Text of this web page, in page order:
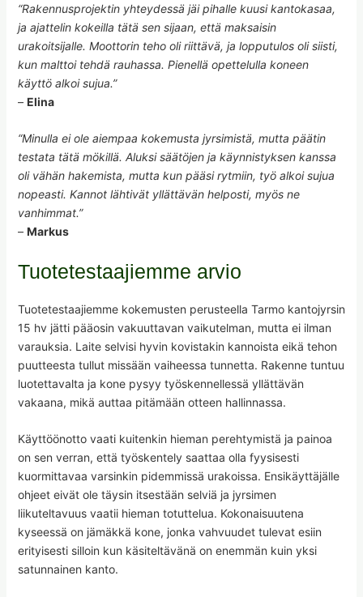
“Rakennusprojektin yhteydessä jäi pihalle kuusi kantokasaa,
ja ajattelin kokeilla tätä sen sijaan, että maksaisin
urakoitsijalle. Moottorin teho oli riittävä, ja lopputulos oli siisti,
kun malttoi tehdä rauhassa. Pienellä opettelulla koneen
käyttö alkoi sujua.”
– Elina
“Minulla ei ole aiempaa kokemusta jyrsimistä, mutta päätin
testata tätä mökillä. Aluksi säätöjen ja käynnistyksen kanssa
oli vähän hakemista, mutta kun pääsi rytmiin, työ alkoi sujua
nopeasti. Kannot lähtivät yllättävän helposti, myös ne
vanhimmat.”
– Markus
Tuotetestaajiemme arvio
Tuotetestaajiemme kokemusten perusteella Tarmo kantojyrsin
15 hv jätti pääosin vakuuttavan vaikutelman, mutta ei ilman
varauksia. Laite selvisi hyvin kovistakin kannoista eikä tehon
puutteesta tullut missään vaiheessa tunnetta. Rakenne tuntuu
luotettavalta ja kone pysyy työskennellessä yllättävän
vakaana, mikä auttaa pitämään otteen hallinnassa.
Käyttöönotto vaati kuitenkin hieman perehtymistä ja painoa
on sen verran, että työskentely saattaa olla fyysisesti
kuormittavaa varsinkin pidemmissä urakoissa. Ensikäyttäjälle
ohjeet eivät ole täysin itsestään selviä ja jyrsimen
liikuteltavuus vaatii hieman totuttelua. Kokonaisuutena
kyseessä on jämäkkä kone, jonka vahvuudet tulevat esiin
erityisesti silloin kun käsiteltävänä on enemmän kuin yksi
satunnainen kanto.